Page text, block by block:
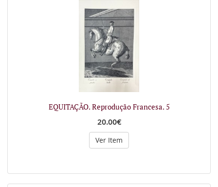
EQUITAÇÃO. Reprodução Francesa. 5
20.00€
Ver Item